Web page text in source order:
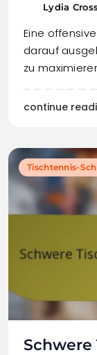
Lydia
Eine
darauf
zu
continue
Tischtennis-